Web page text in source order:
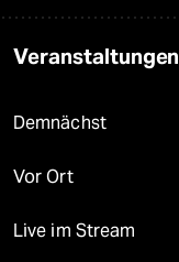
Veranstaltungen
Demnächst
Vor Ort
Live im Stream